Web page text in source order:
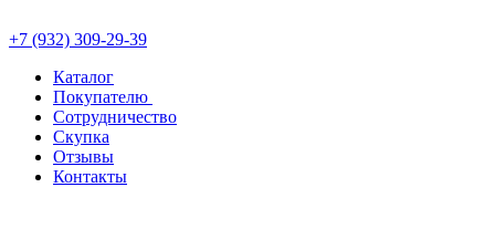
+7 (932) 309-29-39
Каталог
Покупателю
Сотрудничество
Скупка
Отзывы
Контакты